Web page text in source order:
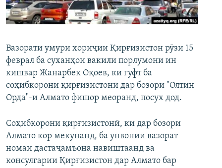
ГУЗОРИШҲОИ РАДИОӢ
Русский
ПАЙГИРӢ КУНЕД
Вазорати умури хориҷии Қирғизистон рӯзи 15
феврал ба суханҳои вакили порлумони ин
кишвар Жанарбек Оқоев, ки гуфт ба
соҳибкорони қирғизистонӣ дар бозори "Олтин
Орда"-и Алмато фишор меоранд, посух дод.
Соҳибкорони қирғизистонӣ, ки дар бозори
Алмато кор мекунанд, ба унвонии вазорат
номаи дастаҷамъона навиштаанд ва
консулгарии Қирғизистон дар Алмато бар